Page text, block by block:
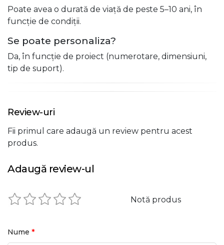
Poate avea o durată de viață de peste 5–10 ani, în
funcție de condiții.
Se poate personaliza?
Da, în funcție de proiect (numerotare, dimensiuni,
tip de suport).
Review-uri
Fii primul care adaugă un review pentru acest
produs.
Adaugă review-ul
Notă produs
Nume *